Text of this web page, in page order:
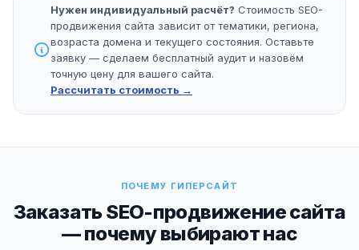
Нужен индивидуальный расчёт? Стоимость SEO-
продвижения сайта зависит от тематики, региона,
возраста домена и текущего состояния. Оставьте
заявку — сделаем бесплатный аудит и назовём
точную цену для вашего сайта.
Рассчитать стоимость →
ПОЧЕМУ ГИПЕРСАЙТ
Заказать SEO-продвижение сайта
— почему выбирают нас